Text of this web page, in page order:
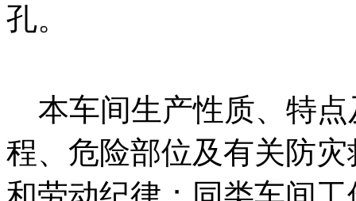
孔。
本车间生产性质、特点
程、危险部位及有关防